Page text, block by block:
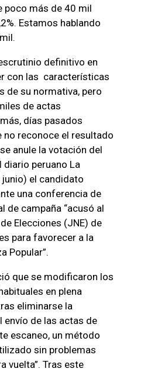
poco más de 40 mil
Estamos hablando
definitivo en
con las características
de su normativa, pero
de actas
días pasados
no reconoce el resultado
anule la votación del
diario peruano La
el candidato
una conferencia de
de campaña “acusó al
Elecciones (JNE) de
para favorecer a la
Popular”.
que se modificaron los
en plena
eliminarse la
envío de las actas de
escaneo, un método
sin problemas
vuelta”. Tras este